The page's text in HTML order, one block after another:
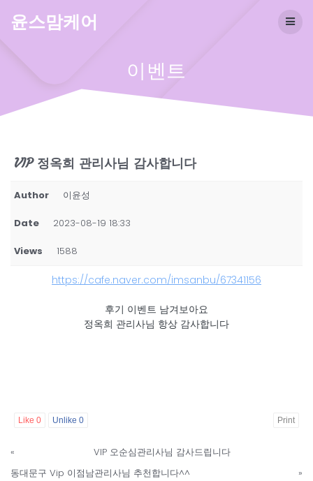
윤스맘케어
이벤트
VIP 정옥희 관리사님 감사합니다
Author 이윤성
Date 2023-08-19 18:33
Views 1588
https://cafe.naver.com/imsanbu/67341156
후기 이벤트 남겨보아요
정옥희 관리사님 항상 감사합니다
Like 0 Unlike 0 Print
«
VIP 오순심관리사님 감사드립니다
동대문구 Vip 이점남관리사님 추천합니다^^
»